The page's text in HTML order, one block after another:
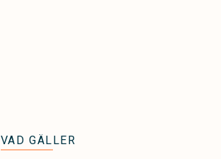
VAD GÄLLER